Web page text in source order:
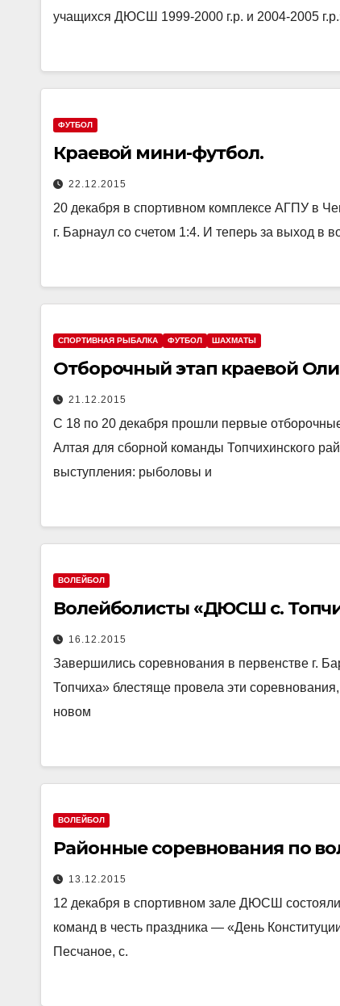
учащихся ДЮСШ 1999-2000 г.р. и 2004-2005
ФУТБОЛ
Краевой мини-футбол.
22.12.2015
20 декабря в спортивном комплексе АГПУ в
г. Барнаул со счетом 1:4. И теперь за выход в
СПОРТИВНАЯ РЫБАЛКА ФУТБОЛ ШАХМАТЫ
Отборочный этап краевой
21.12.2015
С 18 по 20 декабря прошли первые
Алтая для сборной команды Топчихинского
выступления: рыболовы и
ВОЛЕЙБОЛ
Волейболисты «ДЮСШ с.
16.12.2015
Завершились соревнования в первенстве г.
Топчиха» блестяще провела эти
новом
ВОЛЕЙБОЛ
Районные соревнования по
13.12.2015
12 декабря в спортивном зале ДЮСШ
команд в честь праздника — «День
Песчаное, с.